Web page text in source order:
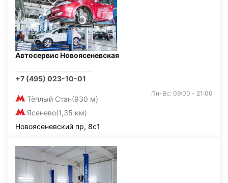
Автосервис Новоясеневская
+7 (495) 023-10-01
Тёплый Стан(930 м)
Ясенево(1,35 км)
Пн-Вс: 09:00 - 21:00
Новоясеневский пр, 8с1